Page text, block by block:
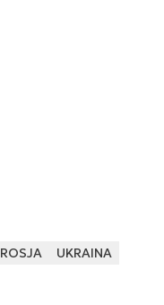
ROSJA UKRAINA